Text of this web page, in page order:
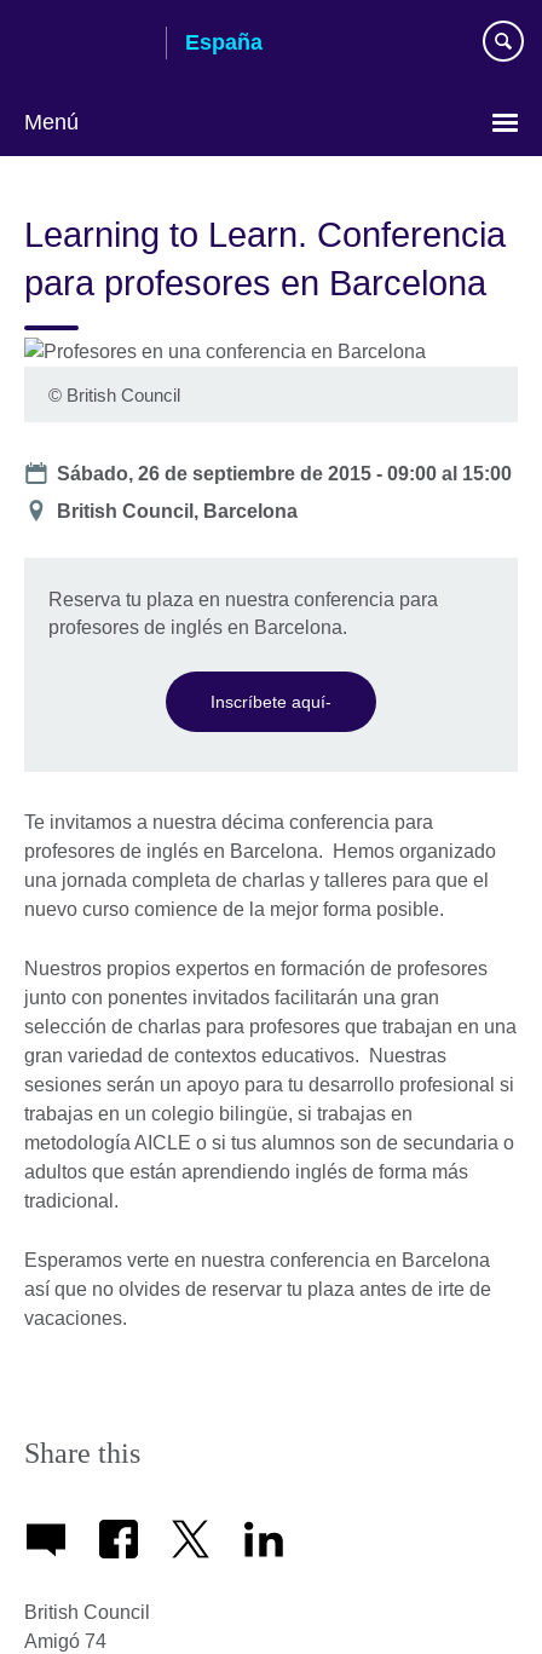
España
Menú
Learning to Learn. Conferencia
para profesores en Barcelona
© British Council
Date
Sábado, 26 de septiembre de 2015 -09:00 al 15:00
Ubicación
British Council, Barcelona
Reserva tu plaza en nuestra conferencia para
profesores de inglés en Barcelona.
Inscríbete aquí-
Te invitamos a nuestra décima conferencia para
profesores de inglés en Barcelona. Hemos organizado
una jornada completa de charlas y talleres para que el
nuevo curso comience de la mejor forma posible.
Nuestros propios expertos en formación de profesores
junto con ponentes invitados facilitarán una gran
selección de charlas para profesores que trabajan en una
gran variedad de contextos educativos. Nuestras
sesiones serán un apoyo para tu desarrollo profesional si
trabajas en un colegio bilingüe, si trabajas en
metodología AICLE o si tus alumnos son de secundaria o
adultos que están aprendiendo inglés de forma más
tradicional.
Esperamos verte en nuestra conferencia en Barcelona
así que no olvides de reservar tu plaza antes de irte de
vacaciones.
Share this
British Council
Amigó 74